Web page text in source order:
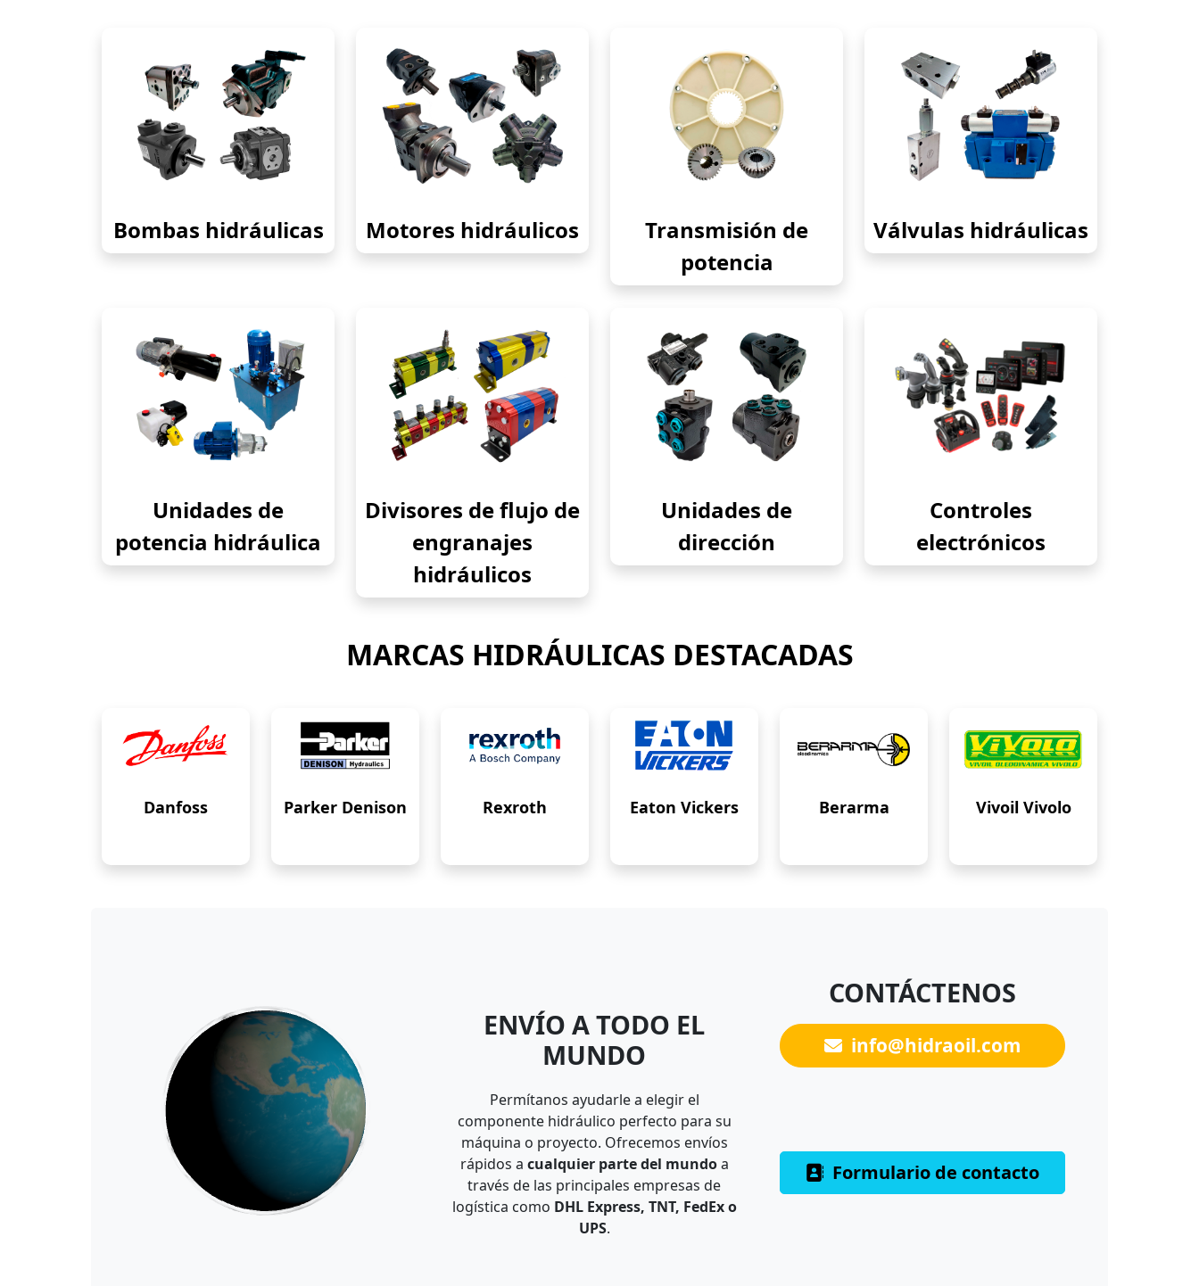
Bombas hidráulicas Motores hidráulicos
Transmisión de
potencia
Válvulas hidráulicas
Unidades de
potencia hidráulica
Divisores de flujo de
engranajes
hidráulicos
Unidades de
dirección
Controles
electrónicos
MARCAS HIDRÁULICAS DESTACADAS
Danfoss Parker Denison Rexroth Eaton Vickers Berarma Vivoil Vivolo
ENVÍO A TODO EL
MUNDO
Permítanos ayudarle a elegir el
componente hidráulico perfecto para su
máquina o proyecto. Ofrecemos envíos
rápidos a cualquier parte del mundoa
través de las principales empresas de
logística como DHL Express, TNT, FedEx o
UPS.
CONTÁCTENOS
info@hidraoil.com
Formulario de contacto